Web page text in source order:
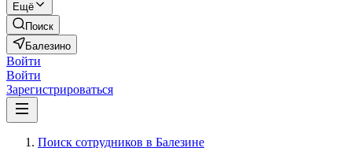
Ещё
Поиск
Балезино
Войти
Войти
Зарегистрироваться
Поиск сотрудников в Балезине